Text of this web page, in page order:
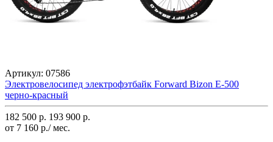
Артикул: 07586
Электровелосипед электрофэтбайк Forward Bizon E-500
черно-красный
182 500 р. 193 900 р.
от 7 160 р./ мес.